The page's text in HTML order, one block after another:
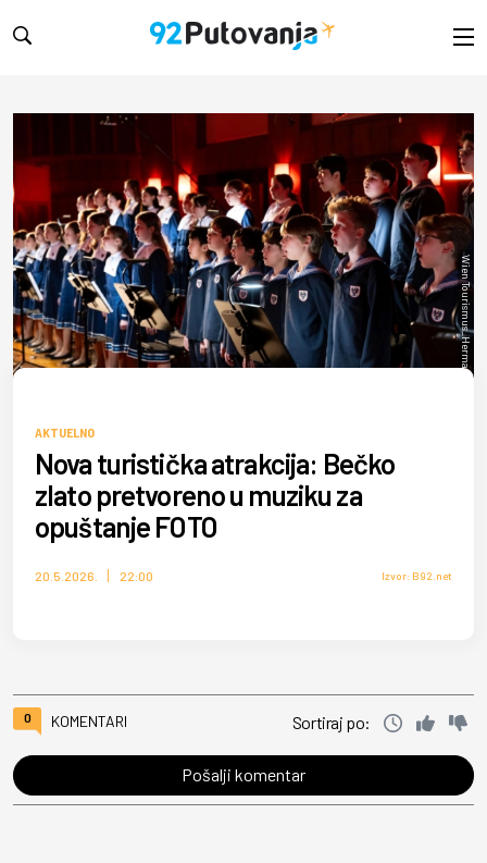
Wien Tourismus_Hermann Höger
AKTUELNO
Nova turistička atrakcija: Bečko
zlato pretvoreno u muziku za
opuštanje FOTO
20.5.2026. 22:00 Izvor: B92.net
0 KOMENTARI Sortiraj po:
Pošalji komentar